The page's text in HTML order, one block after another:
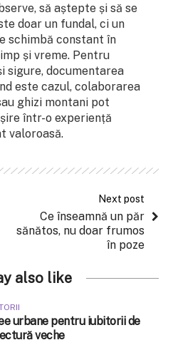
să aștepte și să se
doar un fundal, ci un
schimbă constant în
și vreme. Pentru
sigure, documentarea
este cazul, colaborarea
ghizi montani pot
într-o experiență
valoroasă.
Next post
Ce înseamnă un păr
sănătos, nu doar frumos
în poze
also like
urbane pentru iubitorii de
veche